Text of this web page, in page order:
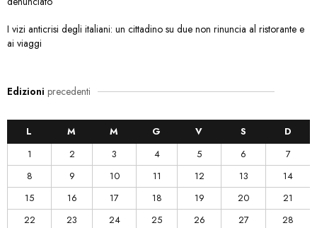
I vizi anticrisi degli italiani: un cittadino su due non rinuncia al ristorante e
ai viaggi
Edizioni precedenti
L M M G V S
D
1
2 3 4 5 6
7
8
9 10 11 12 13
14
15
16 17 18 19 20
21
22
23 24 25 26 27
28